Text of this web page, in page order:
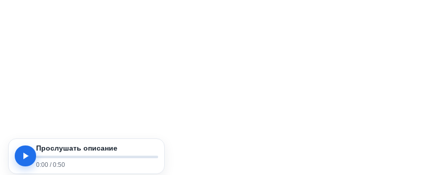
Прослушать описание
0:00 / 0:50